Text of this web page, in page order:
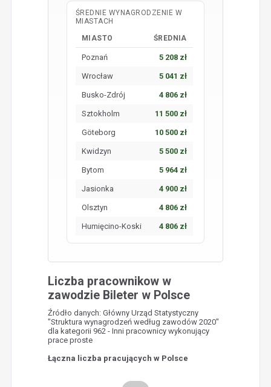
ŚREDNIE WYNAGRODZENIE W
MIASTACH
MIASTO
ŚREDNIA
Poznań 5 208 zł
Wrocław 5 041 zł
Busko-Zdrój 4 806 zł
Sztokholm 11 500 zł
Göteborg 10 500 zł
Kwidzyn 5 500 zł
Bytom 5 964 zł
Jasionka 4 900 zł
Olsztyn 4 806 zł
Humięcino-Koski 4 806 zł
Liczba pracownikow w
zawodzie Bileter w Polsce
Źródło danych: Główny Urząd Statystyczny
"Struktura wynagrodzeń według zawodów 2020"
dla kategorii 962 - Inni pracownicy wykonujący
prace proste
Łączna liczba pracujących w Polsce